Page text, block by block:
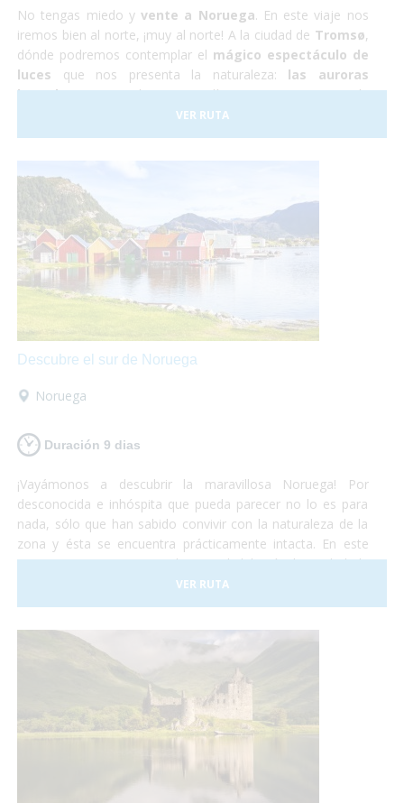
No tengas miedo y vente a Noruega. En este viaje nos
iremos bien al norte, ¡muy al norte! A la ciudad de Tromsø,
dónde podremos contemplar el mágico espectáculo de
luces que nos presenta la naturaleza: las auroras
boreales.Durante los cuatro días que estaremos en la
ciudad también podremos hacer una excursión a un
campamento de renos Sami, conocer la ciudad y hacer un
zona.
VER RUTA
Descubre el sur de Noruega
Noruega
Duración 9 dias
¡Vayámonos a descubrir la maravillosa Noruega! Por
desconocida e inhóspita que pueda parecer no lo es para
nada, sólo que han sabido convivir con la naturaleza de la
zona y ésta se encuentra prácticamente intacta. En este
viaje comenzaremos por la capital del país, la ciudad de
Oslo. Al terminar de conocer la capital nos iremos en tren
hacia Bergen. Éste recorrido es uno de los más hermosos
con unas vistas privilegiadas también. ¡Te sorprenderá!
VER RUTA